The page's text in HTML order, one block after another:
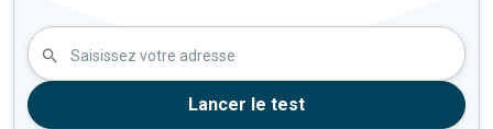
Saisissez votre adresse
Lancer le test